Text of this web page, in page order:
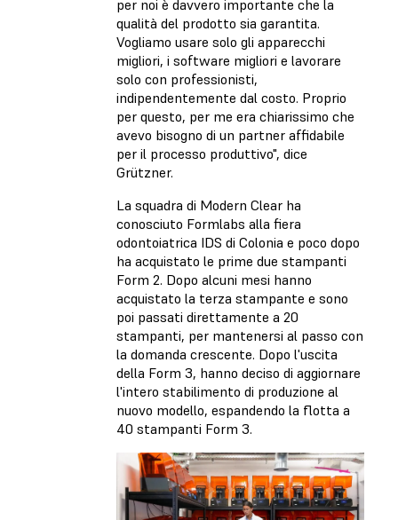
per noi è davvero importante che la
qualità del prodotto sia garantita.
Vogliamo usare solo gli apparecchi
migliori, i software migliori e lavorare
solo con professionisti,
indipendentemente dal costo. Proprio
per questo, per me era chiarissimo che
avevo bisogno di un partner affidabile
per il processo produttivo", dice
Grützner.
La squadra di Modern Clear ha
conosciuto Formlabs alla fiera
odontoiatrica IDS di Colonia e poco dopo
ha acquistato le prime due stampanti
Form 2. Dopo alcuni mesi hanno
acquistato la terza stampante e sono
poi passati direttamente a 20
stampanti, per mantenersi al passo con
la domanda crescente. Dopo l'uscita
della Form 3, hanno deciso di aggiornare
l'intero stabilimento di produzione al
nuovo modello, espandendo la flotta a
40 stampanti Form 3.